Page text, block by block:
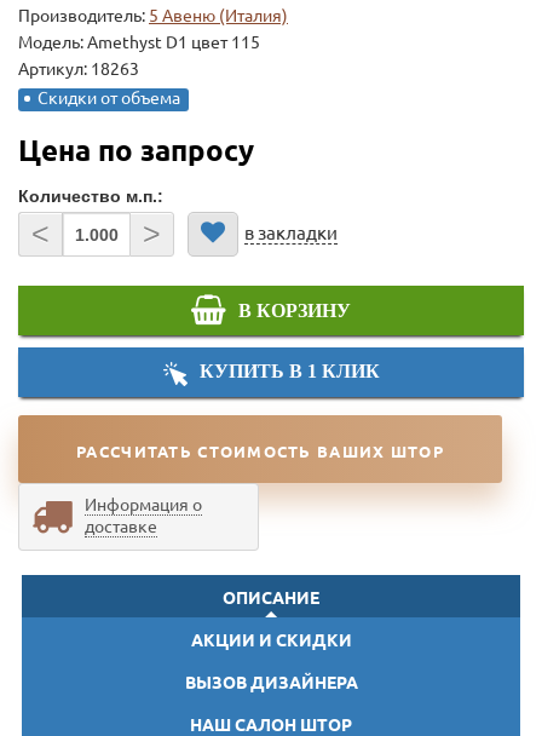
Производитель: 5 Авеню (Италия)
Модель:Amethyst D1 цвет 115
Артикул: 18263
Скидки от объема
Цена по запросу
Количество м.п.:
< > в закладки
В КОРЗИНУ
КУПИТЬ В 1 КЛИК
РАССЧИТАТЬ СТОИМОСТЬ ВАШИХ ШТОР
Информация о
доставке
ОПИСАНИЕ
АКЦИИ И СКИДКИ
ВЫЗОВ ДИЗАЙНЕРА
НАШ САЛОН ШТОР